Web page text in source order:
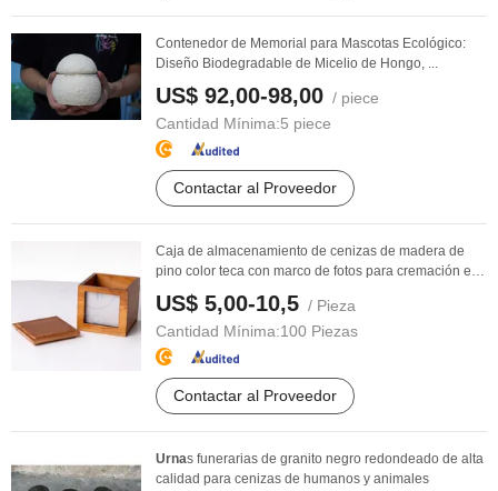
Contenedor de Memorial para Mascotas Ecológico:
Diseño Biodegradable de Micelio de Hongo, ...
US$ 92,00-98,00 / piece
Cantidad Mínima:5 piece
Contactar al Proveedor
Caja de almacenamiento de cenizas de madera de
pino color teca con marco de fotos para cremación en
US$ 5,00-10,5 / Pieza
Cantidad Mínima:100 Piezas
Contactar al Proveedor
Urnas funerarias de granito negro redondeado de alta
calidad para cenizas de humanos y animales